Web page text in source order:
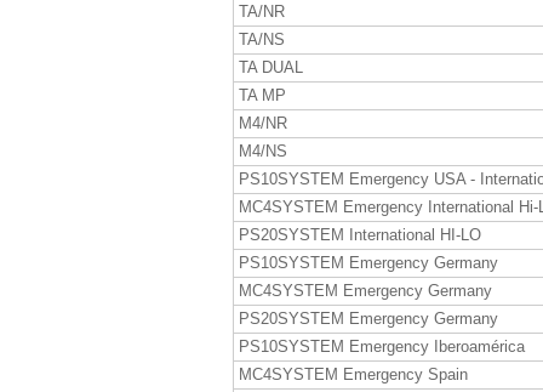
TA/NR
TA/NS
TA DUAL
TA MP
M4/NR
M4/NS
PS10SYSTEM Emergency USA -
MC4SYSTEM Emergency International Hi-
PS20SYSTEM International HI-LO
PS10SYSTEM Emergency Germany
MC4SYSTEM Emergency Germany
PS20SYSTEM Emergency Germany
PS10SYSTEM Emergency Iberoamérica
MC4SYSTEM Emergency Spain